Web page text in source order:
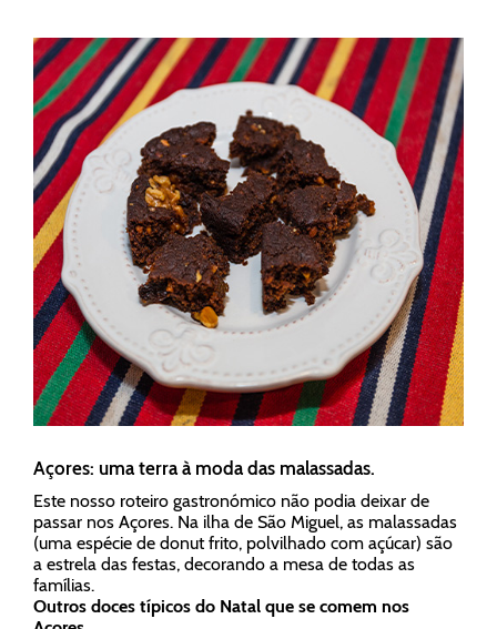
Açores: uma terra à moda das malassadas.
Este nosso roteiro gastronómico não podia deixar de
passar nos Açores. Na ilha de São Miguel, as malassadas
(uma espécie de donut frito, polvilhado com açúcar) são
a estrela das festas, decorando a mesa de todas as
famílias.
Outros doces típicos do Natal que se comem nos